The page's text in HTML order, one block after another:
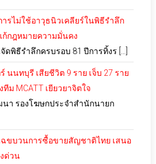
รไม่ใช้อาวุธนิวเคลียร์ในพิธีรำลึก
ก้กฎหมายความมั่นคง
พิธีรำลึกครบรอบ 81 ปีการทิ้งร […]
นนทบุรี เสียชีวิต 9 ราย เจ็บ 27 ราย
ม MCATT เยียวยาจิตใจ
า รองโฆษกประจำสำนักนายก
ฉขบวนการซื้อขายสัญชาติไทย เสนอ
ด่วน